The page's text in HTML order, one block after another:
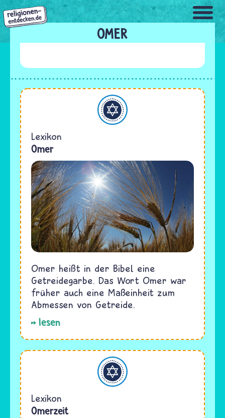
Direkt
zum
Inhalt
OMER
Judentum
Lexikon
Omer
Omer heißt in der Bibel eine
Getreidegarbe. Das Wort Omer war
früher auch eine Maßeinheit zum
Abmessen von Getreide.
lesen
Judentum
Lexikon
Omerzeit